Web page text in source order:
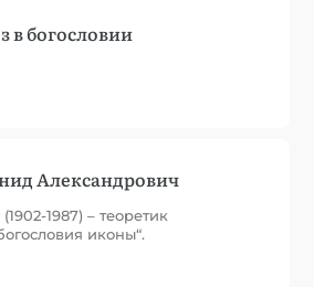
в богословии
Александрович
1987) – теоретик
иконы“.